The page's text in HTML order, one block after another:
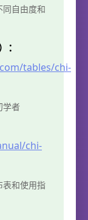
自由度和
tables/chi-
学者
chi-
表和使用指